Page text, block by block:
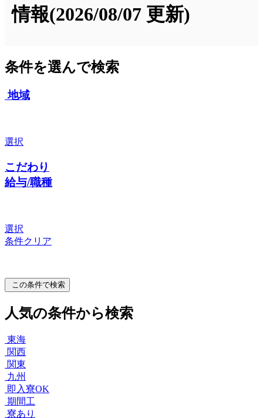
情報(2026/08/07 更新)
条件を選んで検索
地域
選択
こだわり
給与/職種
選択
条件クリア
この条件で検索
人気の条件から検索
東海
関西
関東
九州
即入寮OK
期間工
寮あり